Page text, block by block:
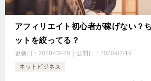
アフィリエイト初心者が稼げない？
ットを絞ってる？
更新日： 2020-02-20 公開日： 2020-02-19
ネットビジネス